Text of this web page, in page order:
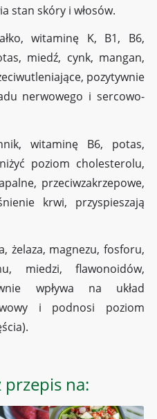
stan skóry i włosów.
witaminę K, B1, B6,
miedź, cynk, mangan,
pozytywnie
nerwowego i sercowo-
witaminę B6, potas,
poziom cholesterolu,
przeciwzakrzepowe,
krwi, przyspieszają
żelaza, magnezu, fosforu,
miedzi, flawonoidów,
wpływa na układ
i podnosi poziom
na: